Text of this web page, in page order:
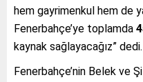
hem gayrimenkul hem de
Fenerbahçe’ye toplamda
kaynak sağlayacağız” dedi.
Fenerbahçe’nin Belek ve